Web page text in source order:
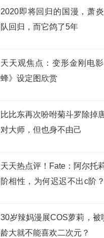
2020即将回归的国漫，萧
队回归，而它鸽了5年
天天观焦点：变形金刚电
蜂》设定图欣赏
比比东再次吩咐菊斗罗除掉
对大师，但也身不由己
天天热点评！Fate：阿尔托
阶相性，为何迟迟不出c阶
30岁辣妈漫展COS萝莉，被
龄大就不能喜欢二次元？